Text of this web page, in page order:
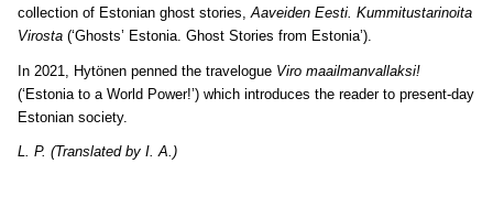
collection of Estonian ghost stories,Aaveiden Eesti. Kummitustarinoita
Virosta (‘Ghosts’ Estonia. Ghost Stories from Estonia’).
In 2021, Hytönen penned the travelogue Viro maailmanvallaksi!
(‘Estonia to a World Power!’) which introduces the reader to present-day
Estonian society.
L. P. (Translated by I. A.)